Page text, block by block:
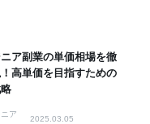
ア副業の単価相場を徹
高単価を目指すための
ア
2025.03.05